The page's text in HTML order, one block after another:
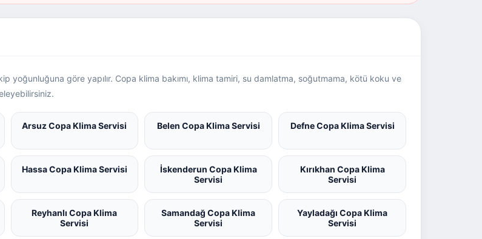
yoğunluğuna göre yapılır. Copa klima bakımı, klima tamiri, su damlatma, soğutmama, kötü koku ve
Arsuz Copa Klima Servisi Belen Copa Klima Servisi Defne Copa Klima Servisi
Hassa Copa Klima Servisi
İskenderun Copa Klima
Servisi
Kırıkhan Copa Klima
Servisi
Reyhanlı Copa Klima
Servisi
Samandağ Copa Klima
Servisi
Yayladağı Copa Klima
Servisi